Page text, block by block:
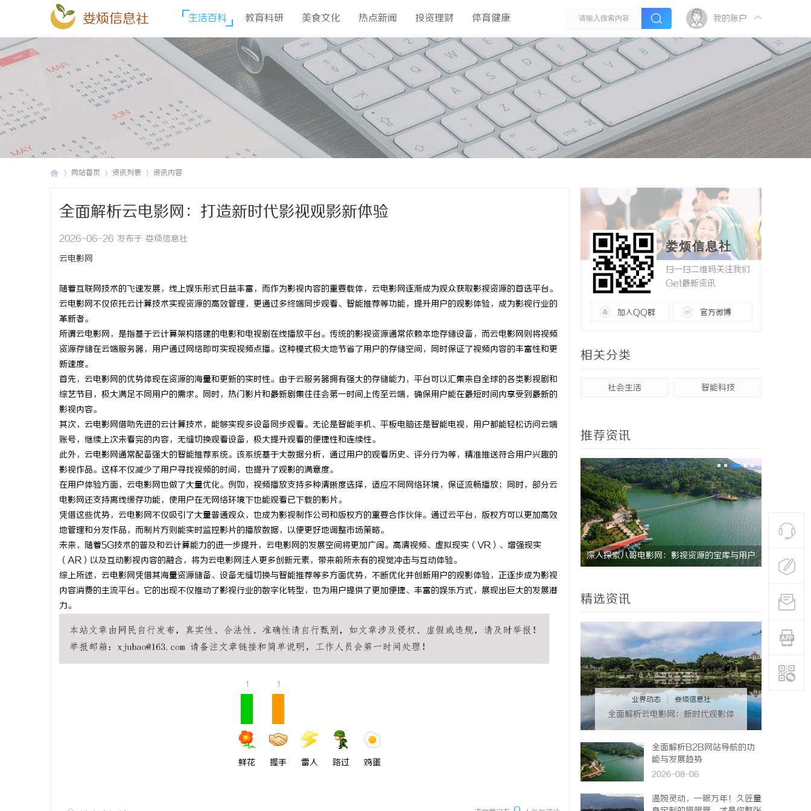
娄烦信息社 生活百科 教育科研 美食文化 热点新闻 投资理财 体育健康 我的账户
网站首页 资讯列表 资讯内容
全面解析云电影网：打造新时代影视观影新体验
2026-06-26 发布于 娄烦信息社
云电影网
随着互联网技术的飞速发展，线上娱乐形式日益丰富，而作为影视内容的重要载体，云电影网逐渐成为观众获取影视资源的首选平台。
云电影网不仅依托云计算技术实现资源的高效管理，更通过多终端同步观看、智能推荐等功能，提升用户的观影体验，成为影视行业的
革新者。
所谓云电影网，是指基于云计算架构搭建的电影和电视剧在线播放平台。传统的影视资源通常依赖本地存储设备，而云电影网则将视频
资源存储在云端服务器，用户通过网络即可实现视频点播。这种模式极大地节省了用户的存储空间，同时保证了视频内容的丰富性和更
新速度。
首先，云电影网的优势体现在资源的海量和更新的实时性。由于云服务器拥有强大的存储能力，平台可以汇集来自全球的各类影视剧和
综艺节目，极大满足不同用户的需求。同时，热门影片和最新剧集往往会第一时间上传至云端，确保用户能在最短时间内享受到最新的
影视内容。
其次，云电影网借助先进的云计算技术，能够实现多设备同步观看。无论是智能手机、平板电脑还是智能电视，用户都能轻松访问云端
账号，继续上次未看完的内容，无缝切换观看设备，极大提升观看的便捷性和连续性。
此外，云电影网通常配备强大的智能推荐系统。该系统基于大数据分析，通过用户的观看历史、评分行为等，精准推送符合用户兴趣的
影视作品。这样不仅减少了用户寻找视频的时间，也提升了观影的满意度。
在用户体验方面，云电影网也做了大量优化。例如，视频播放支持多种清晰度选择，适应不同网络环境，保证流畅播放；同时，部分云
电影网还支持离线缓存功能，使用户在无网络环境下也能观看已下载的影片。
凭借这些优势，云电影网不仅吸引了大量普通观众，也成为影视制作公司和版权方的重要合作伙伴。通过云平台，版权方可以更加高效
地管理和分发作品，而制片方则能实时监控影片的播放数据，以便更好地调整市场策略。
未来，随着5G技术的普及和云计算能力的进一步提升，云电影网的发展空间将更加广阔。高清视频、虚拟现实（VR）、增强现实
（AR）以及互动影视内容的融合，将为云电影网注入更多创新元素，带来前所未有的视觉冲击与互动体验。
综上所述，云电影网凭借其海量资源储备、设备无缝切换与智能推荐等多方面优势，不断优化并创新用户的观影体验，正逐步成为影视
内容消费的主流平台。它的出现不仅推动了影视行业的数字化转型，也为用户提供了更加便捷、丰富的娱乐方式，展现出巨大的发展潜
力。
1
鲜花
1
握手 雷人 路过 鸡蛋
娄烦信息社
扫一扫二维码关注我们
Get最新资讯
加入QQ群 官方微博
相关分类
社会生活 智能科技
推荐资讯
武汉配眼镜 上海配眼镜 770PF-300纯树脂细粉：提升塑料制品性能
的新选择
深入探索八哥电影网：影视资源的宝库与用户 武汉配眼
精选资讯
业界动态 娄烦信息社
全面解析云电影网：新时代观影体
全面解析B2B网站导航的功
能与发展趋势
2026-08-06
温婉灵动，一眼万年！久匠量